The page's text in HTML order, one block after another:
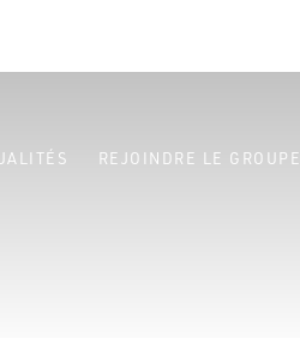
REJOINDRE LE GROUPE